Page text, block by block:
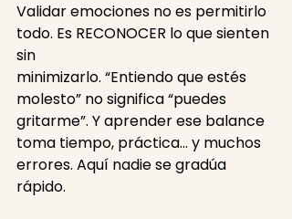
Validar emociones no es permitirlo
todo. Es RECONOCER lo que sienten
sin
minimizarlo. “Entiendo que estés
molesto” no significa “puedes
gritarme”. Y aprender ese balance
toma tiempo, práctica… y muchos
errores. Aquí nadie se gradúa
rápido.